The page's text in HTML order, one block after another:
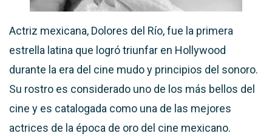
Actriz mexicana, Dolores del Río, fue la primera
estrella latina que logró triunfar en Hollywood
durante la era del cine mudo y principios del sonoro.
Su rostro es considerado uno de los más bellos del
cine y es catalogada como una de las mejores
actrices de la época de oro del cine mexicano.